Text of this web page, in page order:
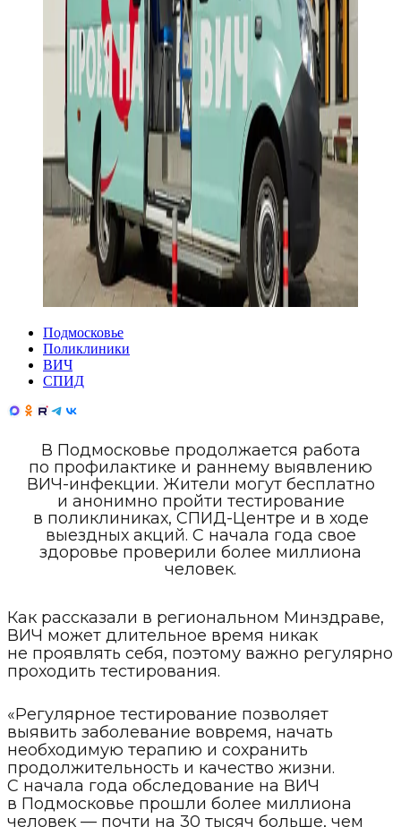
Подмосковье
Поликлиники
ВИЧ
СПИД
В Подмосковье продолжается работа
по профилактике и раннему выявлению
ВИЧ-инфекции. Жители могут бесплатно
и анонимно пройти тестирование
в поликлиниках, СПИД-Центре и в ходе
выездных акций. С начала года свое
здоровье проверили более миллиона
человек.
Как рассказали в региональном Минздраве,
ВИЧ может длительное время никак
не проявлять себя, поэтому важно регулярно
проходить тестирования.
«Регулярное тестирование позволяет
выявить заболевание вовремя, начать
необходимую терапию и сохранить
продолжительность и качество жизни.
С начала года обследование на ВИЧ
в Подмосковье прошли более миллиона
человек — почти на 30 тысяч больше, чем